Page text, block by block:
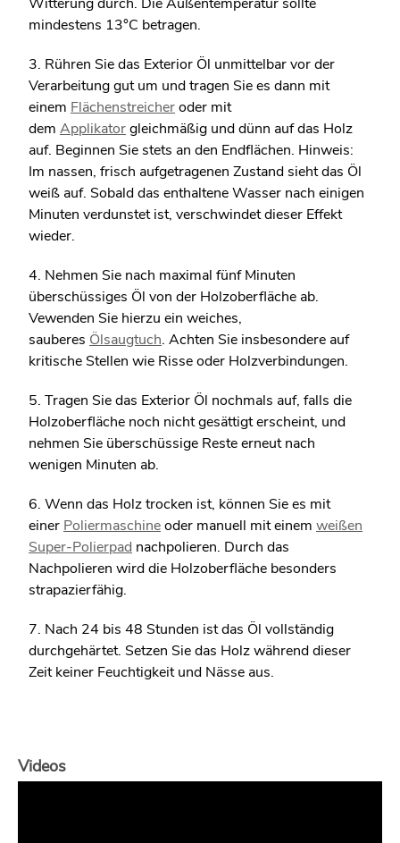
mindestens 13°C betragen.
3. Rühren Sie das Exterior Öl unmittelbar vor der
Verarbeitung gut um und tragen Sie es dann mit
einem Flächenstreicheroder mit
dem Applikatorgleichmäßig und dünn auf das Holz
auf. Beginnen Sie stets an den Endflächen. Hinweis:
Im nassen, frisch aufgetragenen Zustand sieht das Öl
weiß auf. Sobald das enthaltene Wasser nach einigen
Minuten verdunstet ist, verschwindet dieser Effekt
wieder.
4. Nehmen Sie nach maximal fünf Minuten
überschüssiges Öl von der Holzoberfläche ab.
Vewenden Sie hierzu ein weiches,
sauberes Ölsaugtuch. Achten Sie insbesondere auf
kritische Stellen wie Risse oder Holzverbindungen.
5. Tragen Sie das Exterior Öl nochmals auf, falls die
Holzoberfläche noch nicht gesättigt erscheint, und
nehmen Sie überschüssige Reste erneut nach
wenigen Minuten ab.
6. Wenn das Holz trocken ist, können Sie es mit
einer Poliermaschineoder manuell mit einem weißen
Super-Polierpad nachpolieren. Durch das
Nachpolieren wird die Holzoberfläche besonders
strapazierfähig.
7. Nach 24 bis 48 Stunden ist das Öl vollständig
durchgehärtet. Setzen Sie das Holz während dieser
Zeit keiner Feuchtigkeit und Nässe aus.
Videos